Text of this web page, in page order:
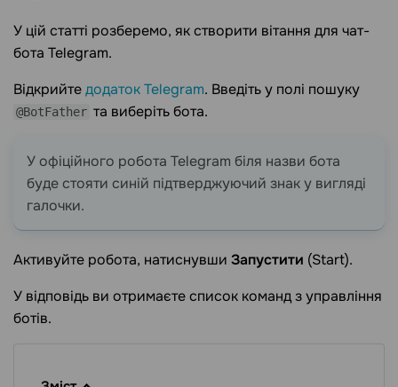
У цій статті розберемо, як створити вітання для чат-
бота Telegram.
Відкрийтедодаток Telegram. Введіть у полі пошуку
@BotFather та виберіть бота.
У офіційного робота Telegram біля назви бота
буде стояти синій підтверджуючий знак у вигляді
галочки.
Активуйте робота, натиснувши Запустити (Start).
У відповідь ви отримаєте список команд з управління
ботів.